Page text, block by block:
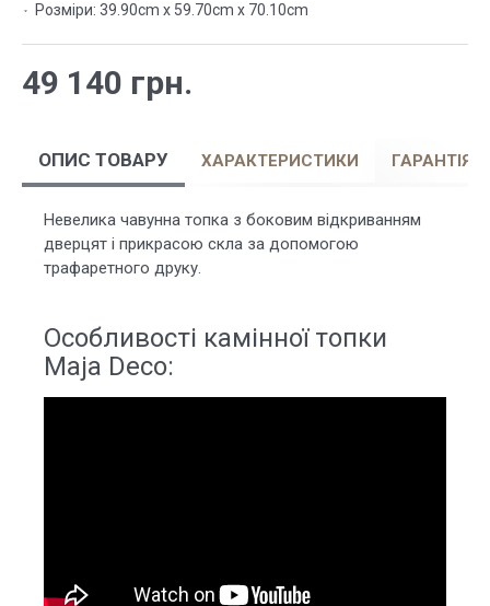
49 140 грн.
Розміри: 39.90cm x 59.70cm x 70.10cm
ОПИС ТОВАРУ ХАРАКТЕРИСТИКИ ГАРАНТІЯ
Невелика чавунна топка з боковим відкриванням
дверцят і прикрасою скла за допомогою
трафаретного друку.
Особливості камінної топки
Maja Deco: